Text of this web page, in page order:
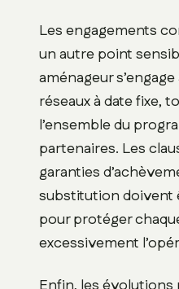
Les engagements
un autre point
aménageur
réseaux à date fixe,
l’ensemble du
partenaires. Les
garanties
substitution doivent
pour protéger
excessivement